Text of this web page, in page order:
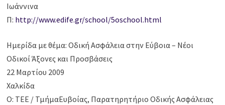
Ιωάννινα
Π: http://www.edife.gr/school/5oschool.html
Ημερίδα με θέμα: Οδική Ασφάλεια στην Εύβοια – Νέοι
Οδικοί Άξονες και Προσβάσεις
22 Μαρτίου 2009
Χαλκίδα
Ο: ΤΕΕ / ΤμήμαΕυβοίας, Παρατηρητήριο Οδικής Ασφάλειας